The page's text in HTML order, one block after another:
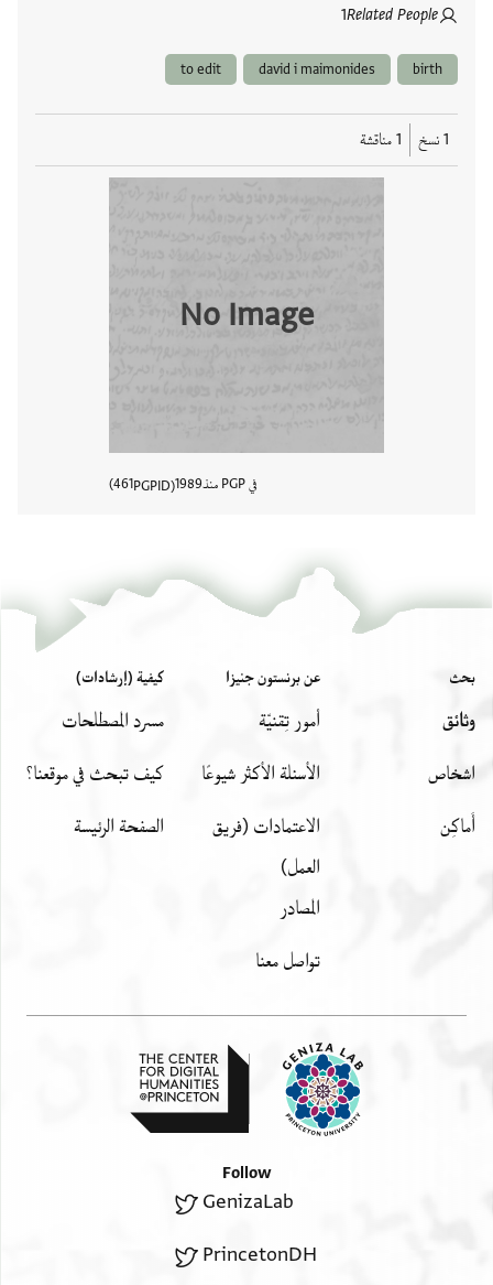
Related People
1
birth
david i maimonides
to edit
1 نسخ 1 مناقشة
No Image
في PGP منذ 1989
PGPID
461
بحث
وثائق
اشخاص
أَماكِن
عن برنستون جنيزا
أمور تِقنيّة
الأسئلة الأكثر شيوعًا
الاعتمادات (فريق
العمل)
المصادر
تواصل معنا
كيفية (إرشادات)
مسرد المصطلحات
كيف تبحث في موقعنا؟
الصفحة الرئيسة
Follow
GenizaLab
PrincetonDH